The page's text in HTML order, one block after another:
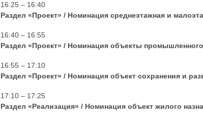
16:25 – 16:40
Раздел «Проект» / Номинация среднеэтажная и
16:40 – 16:55
Раздел «Проект» / Номинация объекты промышленного
16:55 – 17:10
Раздел «Проект» / Номинация объект сохранения и
17:10 – 17:25
Раздел «Реализация» / Номинация объект жилого